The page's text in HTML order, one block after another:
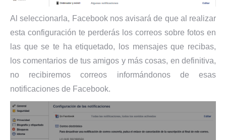
Al seleccionarla, Facebook nos avisará de que al realizar
esta configuración te perderás los correos sobre fotos en
las que se te ha etiquetado, los mensajes que recibas,
los comentarios de tus amigos y más cosas, en definitiva,
no recibiremos correos informándonos de esas
notificaciones de Facebook.